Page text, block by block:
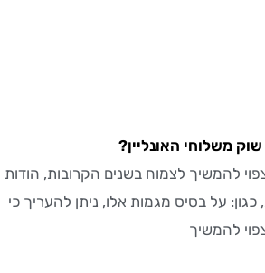
האונליין?
לצמוח בשנים הקרובות, הודות
בסיס מגמות אלו, ניתן להעריך כי